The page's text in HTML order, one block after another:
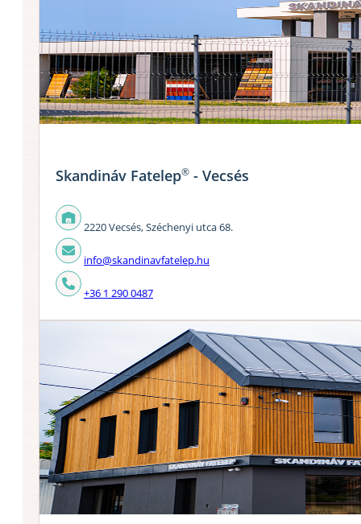
Skandináv Fatelep® - Vecsés
2220 Vecsés, Széchenyi utca 68.
info@skandinavfatelep.hu
+36 1 290 0487